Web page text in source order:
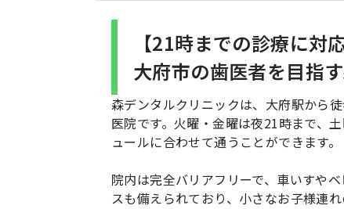
【21時までの診療に対
大府市の歯医者を目指
森デンタルクリニックは、大府駅から
医院です。火曜・金曜は夜21時まで、
ュールに合わせて通うことができます。
院内は完全バリアフリーで、車いすや
スも備えられており、小さなお子様連